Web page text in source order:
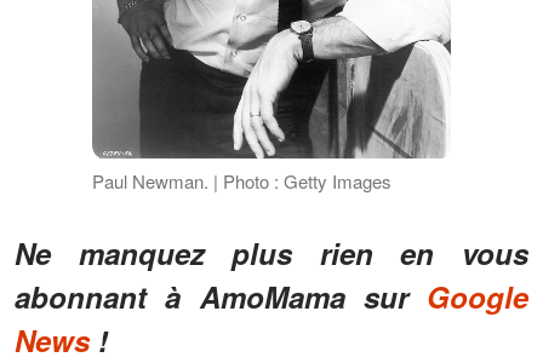
Paul Newman. | Photo : Getty Images
Ne manquez plus rien en vous
abonnant à AmoMama sur Google
News!